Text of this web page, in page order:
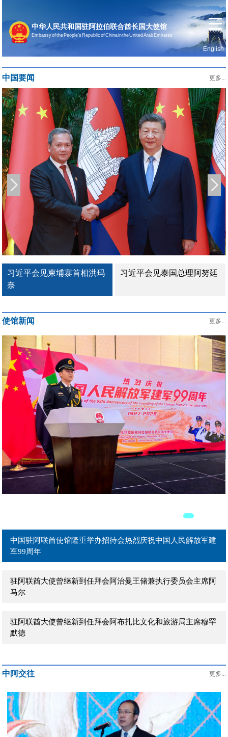
中华人民共和国驻阿拉伯联合酋长国大使馆
Embassy of the People’s Republic of China in the United Arab Emirates
English
中国要闻 更多...
习近平会见柬埔寨首相洪玛
奈
习近平会见泰国总理阿努廷
使馆新闻 更多...
驻阿联酋大使曾继新拜会阿联酋外贸部长宰尤迪
中国驻阿联酋使馆隆重举办招待会热烈庆祝中国人民解放军建
军99周年
驻阿联酋大使曾继新到任拜会阿治曼王储兼执行委员会主席阿
马尔
驻阿联酋大使曾继新到任拜会阿布扎比文化和旅游局主席穆罕
默德
口岸安全局副局长赛义德少将
中阿交往 更多...